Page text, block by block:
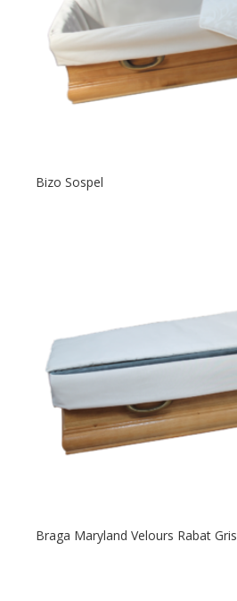
Bizo Sospel
Braga Maryland Velours Rabat Gris